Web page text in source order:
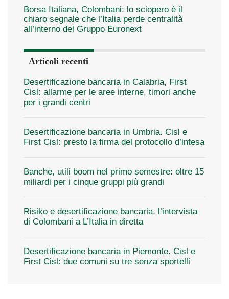
Borsa Italiana, Colombani: lo sciopero è il
chiaro segnale che l’Italia perde centralità
all’interno del Gruppo Euronext
Articoli recenti
Desertificazione bancaria in Calabria, First
Cisl: allarme per le aree interne, timori anche
per i grandi centri
Desertificazione bancaria in Umbria. Cisl e
First Cisl: presto la firma del protocollo d’intesa
Banche, utili boom nel primo semestre: oltre 15
miliardi per i cinque gruppi più grandi
Risiko e desertificazione bancaria, l’intervista
di Colombani a L’Italia in diretta
Desertificazione bancaria in Piemonte. Cisl e
First Cisl: due comuni su tre senza sportelli